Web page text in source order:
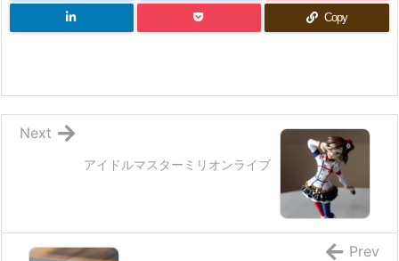
Copy
アイドルマスターミリオンライブ
Next
Prev